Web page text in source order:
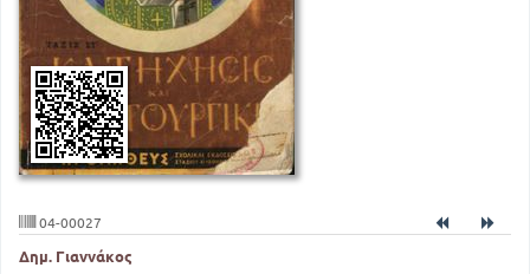
04-00027
Δημ. Γιαννάκος